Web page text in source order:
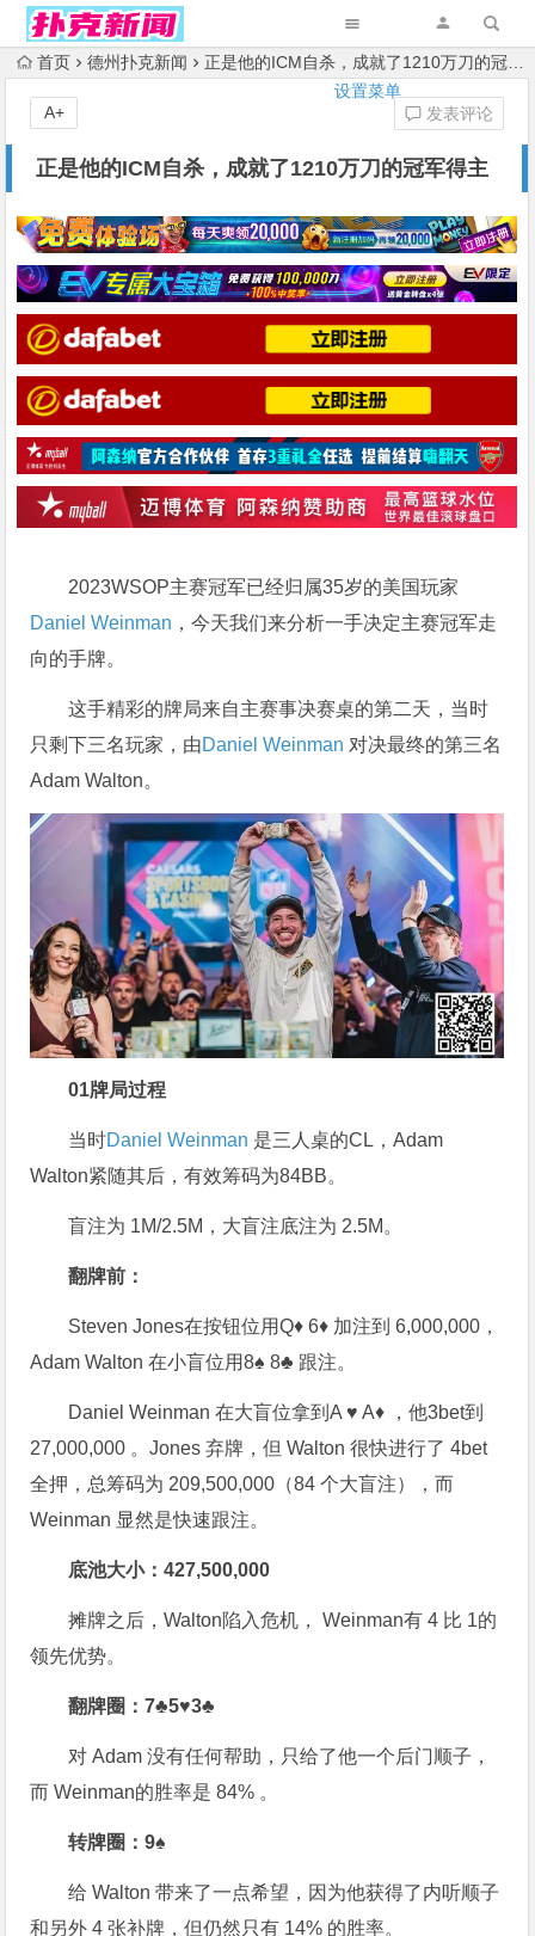
设置菜单
首页 德州扑克新闻 正是他的ICM自杀，成就了1210万刀的冠军得主
正是他的ICM自杀，成就了1210万刀的冠军得主
发表评论
A+
2023WSOP主赛冠军已经归属35岁的美国玩家
Daniel Weinman ，今天我们来分析一手决定主赛冠军走
向的手牌。
这手精彩的牌局来自主赛事决赛桌的第二天，当时
只剩下三名玩家，由Daniel Weinman 对决最终的第三名
Adam Walton。
01牌局过程
当时Daniel Weinman 是三人桌的CL，Adam
Walton紧随其后，有效筹码为84BB。
盲注为 1M/2.5M，大盲注底注为 2.5M。
翻牌前：
Steven Jones在按钮位用Q♦ 6♦ 加注到 6,000,000，
Adam Walton 在小盲位用8♠ 8♣ 跟注。
Daniel Weinman 在大盲位拿到A ♥ A♦ ，他3bet到
27,000,000 。Jones 弃牌，但 Walton 很快进行了 4bet
全押，总筹码为 209,500,000（84 个大盲注），而
Weinman 显然是快速跟注。
底池大小：427,500,000
摊牌之后，Walton陷入危机， Weinman有 4 比 1的
领先优势。
翻牌圈：7♣5♥3♣
对 Adam 没有任何帮助，只给了他一个后门顺子，
而 Weinman的胜率是 84% 。
转牌圈：9♠
给 Walton 带来了一点希望，因为他获得了内听顺子
和另外 4 张补牌，但仍然只有 14% 的胜率。